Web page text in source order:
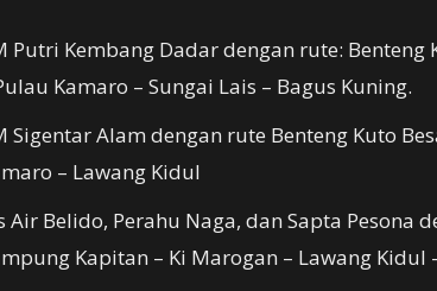
Putri Kembang Dadar dengan rute: Benteng
Kamaro – Sungai Lais – Bagus Kuning.
Sigentar Alam dengan rute Benteng Kuto
– Lawang Kidul
Air Belido, Perahu Naga, dan Sapta Pesona
Kapitan – Ki Marogan – Lawang Kidul